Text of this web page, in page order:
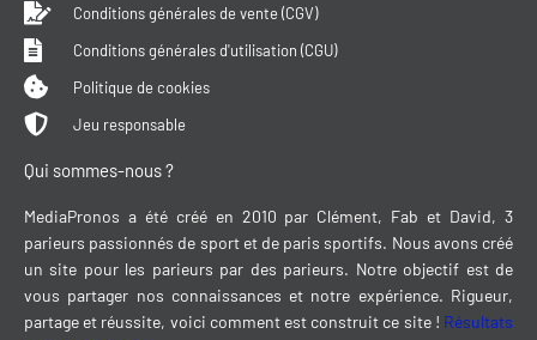
Conditions générales de vente (CGV)
Conditions générales d'utilisation (CGU)
Politique de cookies
Jeu responsable
Qui sommes-nous ?
MediaPronos a été créé en 2010 par Clément, Fab et David, 3
parieurs passionnés de sport et de paris sportifs. Nous avons créé
un site pour les parieurs par des parieurs. Notre objectif est de
vous partager nos connaissances et notre expérience. Rigueur,
partage et réussite, voici comment est construit ce site ! Résultats